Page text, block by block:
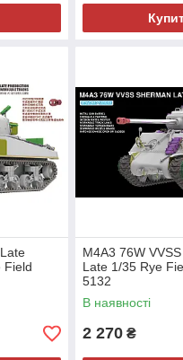
Field
M4A3 76W
Late 1/35 Rye
5132
В наявності
2 270 ₴